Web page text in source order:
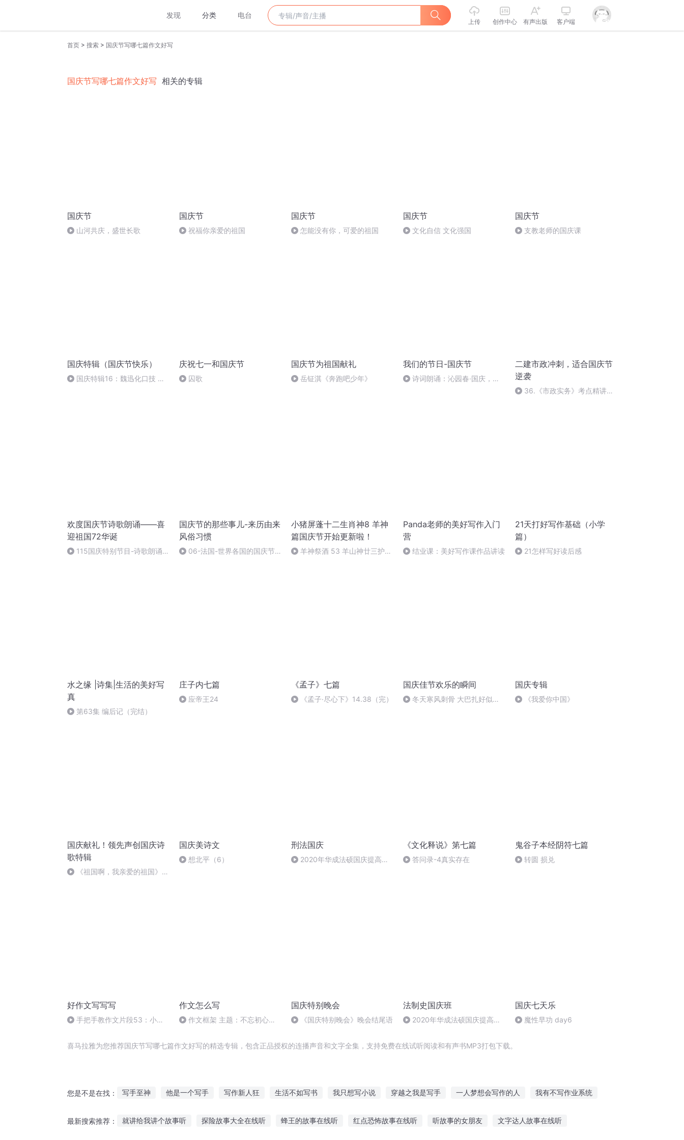
发现 分类 电台
上传 创作中心 有声出版 客户端
首页 > 搜索 > 国庆节写哪七篇作文好写
国庆节写哪七篇作文好写 相关的专辑
国庆节
山河共庆，盛世长歌
国庆节
祝福你亲爱的祖国
国庆节
怎能没有你，可爱的祖国
国庆节
文化自信 文化强国
国庆节
支教老师的国庆课
国庆特辑（国庆节快乐）
国庆特辑16：魏迅化口技 二
庆祝七一和国庆节
囚歌
国庆节为祖国献礼
岳钲淇《奔跑吧少年》
我们的节日-国庆节
诗词朗诵：沁园春·国庆，朗
二建市政冲刺，适合国庆节
逆袭
36.《市政实务》考点精讲第
欢度国庆节诗歌朗诵——喜
迎祖国72华诞
115国庆特别节目-诗歌朗诵-
国庆节的那些事儿-来历由来
风俗习惯
06-法国-世界各国的国庆节-
小猪屏蓬十二生肖神8 羊神
篇国庆节开始更新啦！
羊神祭酒 53 羊山神廿三护祭
Panda老师的美好写作入门
营
结业课：美好写作课作品讲读
21天打好写作基础（小学
篇）
21怎样写好读后感
水之缘 |诗集|生活的美好写
真
第63集 编后记（完结）
庄子内七篇
应帝王24
《孟子》七篇
《孟子·尽心下》14.38（完）
国庆佳节欢乐的瞬间
冬天寒风刺骨 大巴扎好似温
国庆专辑
《我爱你中国》
国庆献礼！领先声创国庆诗
歌特辑
《祖国啊，我亲爱的祖国》温
国庆美诗文
想北平（6）
刑法国庆
2020年华成法硕国庆提高班
《文化释说》第七篇
答问录-4真实存在
鬼谷子本经阴符七篇
转圆 损兑
好作文写写写
手把手教作文片段53：小改
作文怎么写
作文框架 主题：不忘初心，
国庆特别晚会
《国庆特别晚会》晚会结尾语
法制史国庆班
2020年华成法硕国庆提高班
国庆七天乐
魔性早功 day6
喜马拉雅为您推荐国庆节写哪七篇作文好写的精选专辑，包含正品授权的连播声音和文字全集，支持免费在线试听阅读和有声书MP3打包下载。
您是不是在找： 写手至神 他是一个写手 写作新人狂 生活不如写书 我只想写小说 穿越之我是写手 一人梦想会写作的人 我有不写作业系统
最新搜索推荐： 就讲给我讲个故事听 探险故事大全在线听 蜂王的故事在线听 红点恐怖故事在线听 听故事的女朋友 文字达人故事在线听